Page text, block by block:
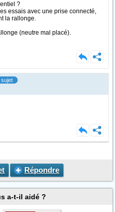
?
essais avec une prise connecté,
la rallonge.
(neutre mal placé).
sujet
Répondre
a-t-il aidé ?